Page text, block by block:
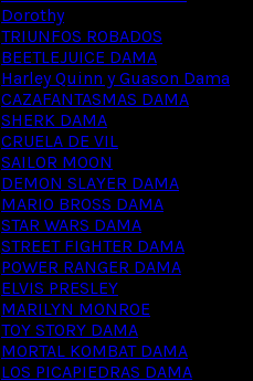
Dorothy
TRIUNFOS ROBADOS
BEETLEJUICE DAMA
Harley Quinn y Guason Dama
CAZAFANTASMAS DAMA
SHERK DAMA
CRUELA DE VIL
SAILOR MOON
DEMON SLAYER DAMA
MARIO BROSS DAMA
STAR WARS DAMA
STREET FIGHTER DAMA
POWER RANGER DAMA
ELVIS PRESLEY
MARILYN MONROE
TOY STORY DAMA
MORTAL KOMBAT DAMA
LOS PICAPIEDRAS DAMA